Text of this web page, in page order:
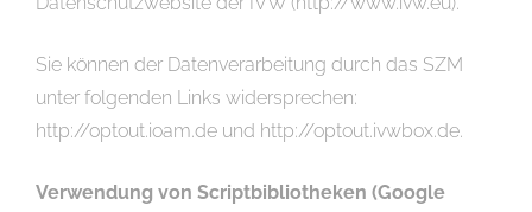
Sie können der Datenverarbeitung durch das SZM
unter folgenden Links widersprechen:
http://optout.ioam.de und http://optout.ivwbox.de.
Verwendung von Scriptbibliotheken (Google